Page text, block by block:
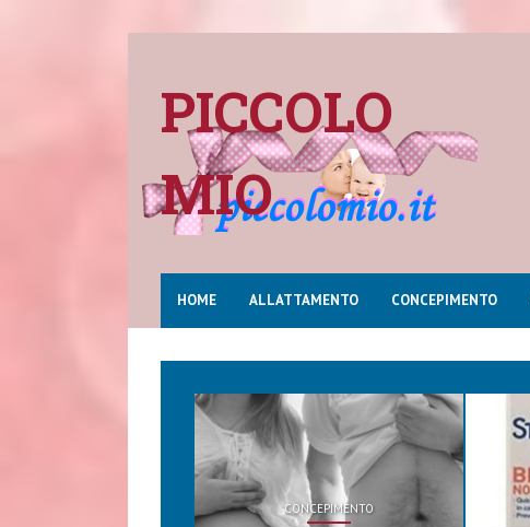
PICCOLO
MIO
HOME ALLATTAMENTO CONCEPIMENTO
CONCEPIMENTO